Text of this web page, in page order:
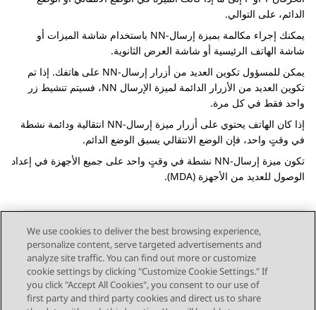
الدائم، على التوالي.
يمكنك إجراء مكالمة بميزة إرسال-NN باستخدام شاشة الميزات أو
شاشة الهاتف الرئيسية أو شاشة العرض الثانوية.
يمكن للمسؤول تكوين العديد من أزرار إرسال-NN على هاتفك. إذا تم
تكوين العديد من الأزرار الدائمة لميزة الإرسال NN، فسيتم تنشيط زر
واحد فقط في كل مرة.
إذا كان الهاتف يحتوي على أزرار ميزة إرسال-NN انتقالية ودائمة نشطة
في وقتٍ واحد، فإن الوضع الانتقالي يسبق الوضع الدائم.
تكون ميزة إرسال-NN نشطة في وقتٍ واحد على جميع الأجهزة في إعداد
الوصول للعديد من الأجهزة (MDA).
Send Feedback
We use cookies to deliver the best browsing experience,
personalize content, serve targeted advertisements and
analyze site traffic. You can find out more or customize
cookie settings by clicking "Customize Cookie Settings." If
you click "Accept All Cookies", you consent to our use of
first party and third party cookies and direct us to share